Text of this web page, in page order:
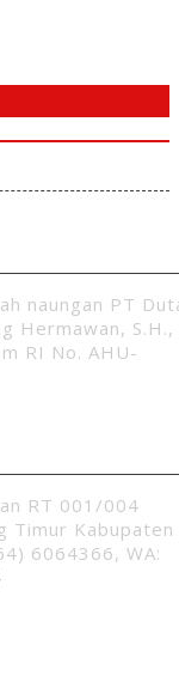
naungan PT
Hermawan, S.H.,
RI No. AHU-
RT 001/004
Timur Kabupaten
6064366, WA: